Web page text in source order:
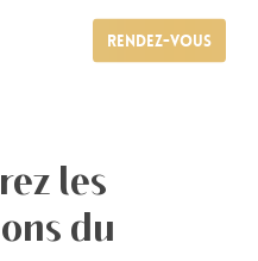
Rendez-vous
les
du